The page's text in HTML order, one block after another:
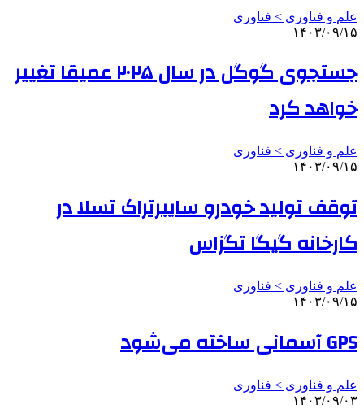
علم و فناوری‌ > فناوری
۱۴۰۳/۰۹/۱۵
جستجوی گوگل در سال ۲۰۲۵ عمیقا تغییر
خواهد کرد
علم و فناوری‌ > فناوری
۱۴۰۳/۰۹/۱۵
توقف تولید خودرو سایبرتراک تسلا در
کارخانه گیگا تگزاس
علم و فناوری‌ > فناوری
۱۴۰۳/۰۹/۱۵
GPS آسمانی ساخته می‌شود
علم و فناوری‌ > فناوری
۱۴۰۳/۰۹/۰۳